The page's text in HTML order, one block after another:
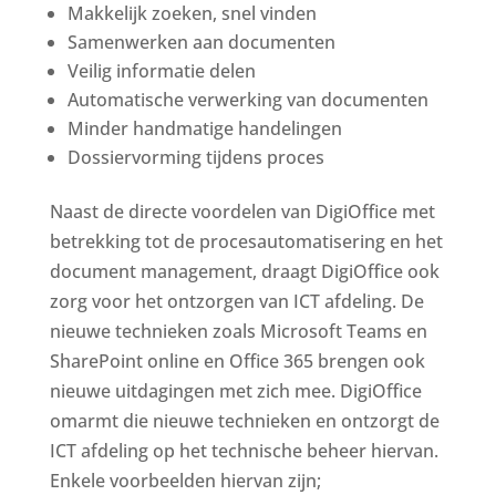
Makkelijk zoeken, snel vinden
Samenwerken aan documenten
Veilig informatie delen
Automatische verwerking van documenten
Minder handmatige handelingen
Dossiervorming tijdens proces
Naast de directe voordelen van DigiOffice met
betrekking tot de procesautomatisering en het
document management, draagt DigiOffice ook
zorg voor het ontzorgen van ICT afdeling. De
nieuwe technieken zoals Microsoft Teams en
SharePoint online en Office 365 brengen ook
nieuwe uitdagingen met zich mee. DigiOffice
omarmt die nieuwe technieken en ontzorgt de
ICT afdeling op het technische beheer hiervan.
Enkele voorbeelden hiervan zijn;